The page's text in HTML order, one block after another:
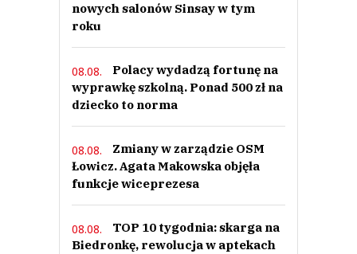
Nie znaleziono komentarzy
Zostaw swoje komentarze
Anuluj
Prześlij komentarz
nowych salonów Sinsay w tym
roku
08.08.
Polacy wydadzą fortunę na
wyprawkę szkolną. Ponad 500 zł na
dziecko to norma
08.08.
Zmiany w zarządzie OSM
Łowicz. Agata Makowska objęła
funkcje wiceprezesa
08.08.
TOP 10 tygodnia: skarga na
Biedronkę, rewolucja w aptekach